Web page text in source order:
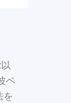
ベ
を